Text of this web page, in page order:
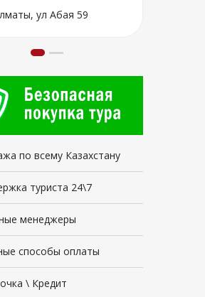
ул Абая 59
по всему Казахстану
туриста 24\7
менеджеры
способы оплаты
\ Кредит